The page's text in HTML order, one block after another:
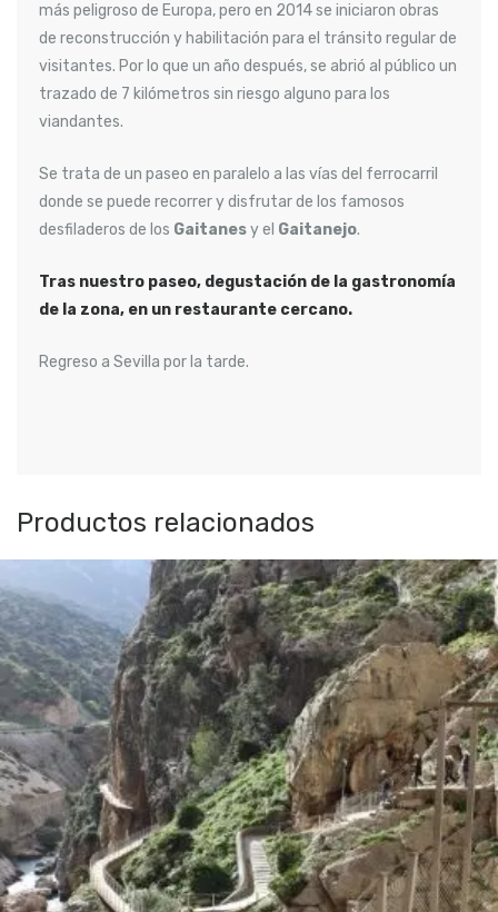
más peligroso de Europa, pero en 2014 se iniciaron obras
de reconstrucción y habilitación para el tránsito regular de
visitantes. Por lo que un año después, se abrió al público un
trazado de 7 kilómetros sin riesgo alguno para los
viandantes.
Se trata de un paseo en paralelo a las vías del ferrocarril
donde se puede recorrer y disfrutar de los famosos
desfiladeros de los Gaitanesy el Gaitanejo.
Tras nuestro paseo, degustación de la gastronomía
de la zona, en un restaurante cercano.
Regreso a Sevilla por la tarde.
Productos relacionados